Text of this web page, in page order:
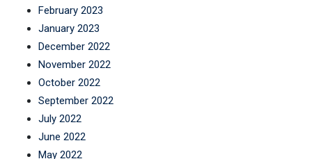
February 2023
January 2023
December 2022
November 2022
October 2022
September 2022
July 2022
June 2022
May 2022